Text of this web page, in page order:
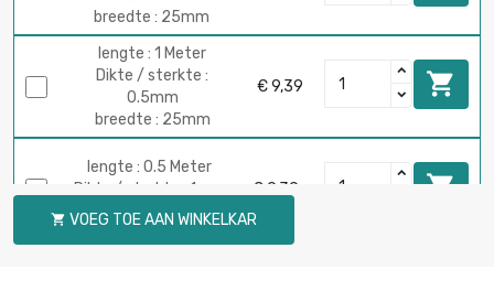
breedte : 25mm
lengte : 1 Meter
Dikte / sterkte :
0.5mm
breedte : 25mm
€ 9,39 
lengte : 0.5 Meter
Dikte / sterkte : 1mm
breedte : 25mm
€ 9,39 
 VOEG TOE AAN WINKELKAR